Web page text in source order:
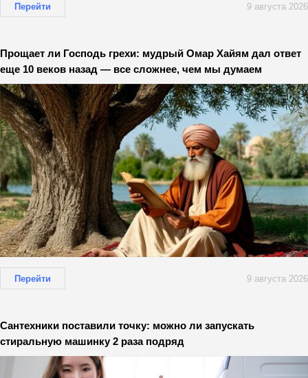
Перейти 9 августа 2026
Прощает ли Господь грехи: мудрый Омар Хайям дал ответ
еще 10 веков назад — все сложнее, чем мы думаем
Перейти 9 августа 2026
Сантехники поставили точку: можно ли запускать
стиральную машинку 2 раза подряд